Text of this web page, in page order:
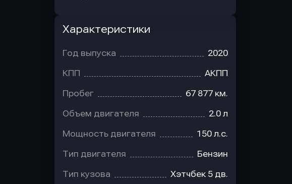
Характеристики
Год выпуска 2020
КПП АКПП
Пробег 67 877 км.
Объем двигателя 2.0 л
Мощность двигателя 150 л.с.
Тип двигателя Бензин
Тип кузова Хэтчбек 5 дв.